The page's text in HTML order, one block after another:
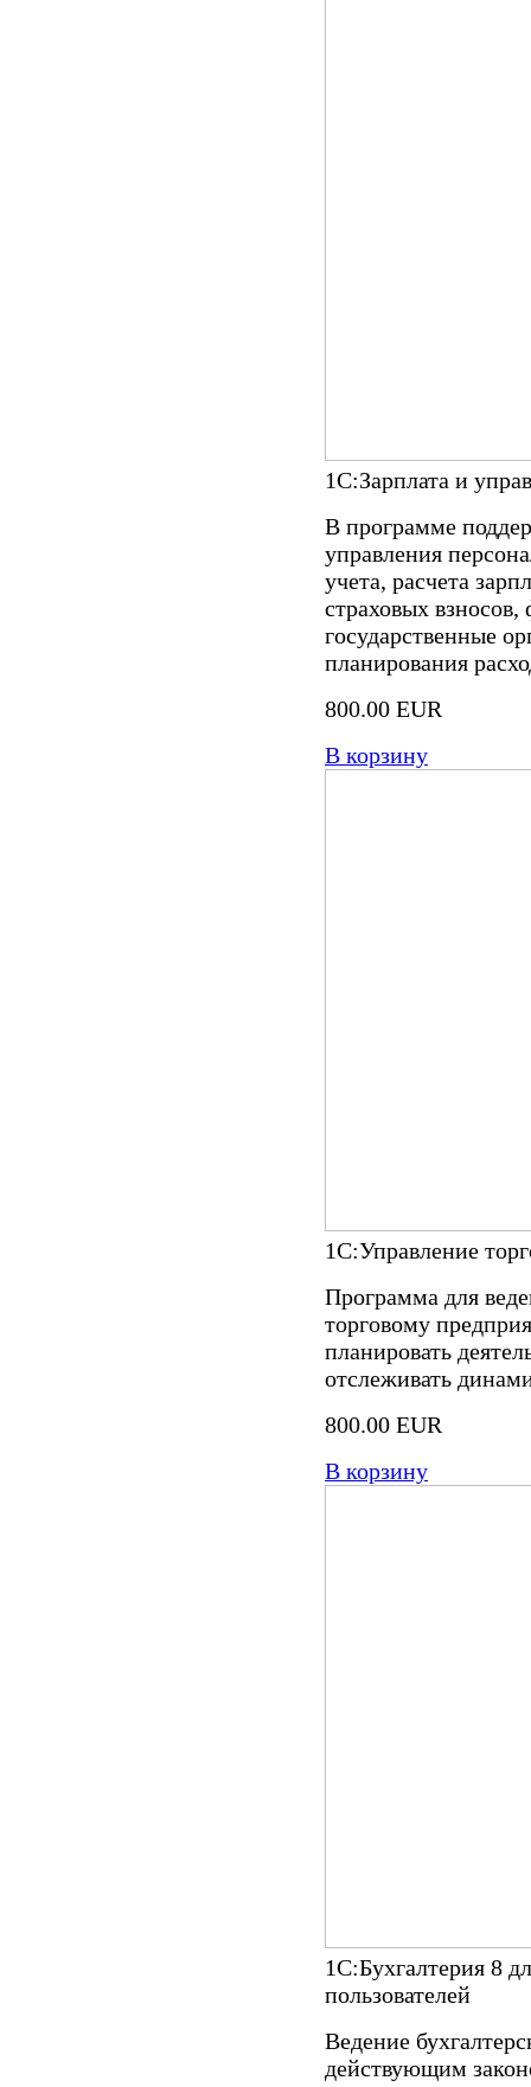
1С:Зарплата и
В программе
управления
учета, расчета
страховых
государственные
планирования
800.00 EUR
В корзину
1С:Управление
Программа для
торговому
планировать
отслеживать
800.00 EUR
В корзину
1С:Бухгалтерия 8
пользователей
Ведение
действующим